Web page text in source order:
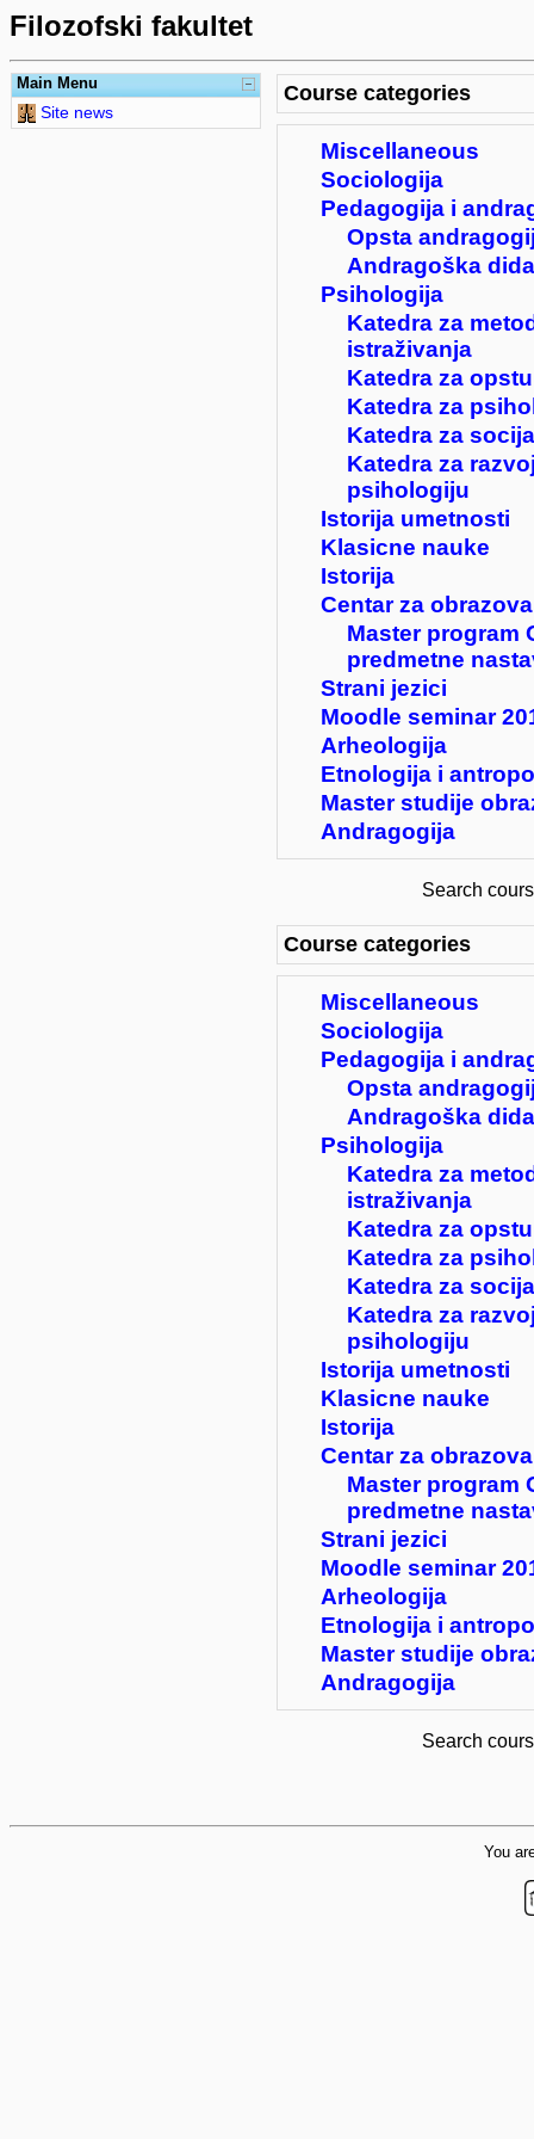
Filozofski fakultet
Main Menu
Site news
Course categories
Miscellaneous
Sociologija
Pedagogija i
Opsta
Andragoška
Psihologija
Katedra za
istraživanja
Katedra za
Katedra za
Katedra za
Katedra za
psihologiju
Istorija umetnosti
Klasicne nauke
Istorija
Centar za
Master program
predmetne
Strani jezici
Moodle seminar
Arheologija
Etnologija i
Master studije
Andragogija
Search
Course categories
Miscellaneous
Sociologija
Pedagogija i
Opsta
Andragoška
Psihologija
Katedra za
istraživanja
Katedra za
Katedra za
Katedra za
Katedra za
psihologiju
Istorija umetnosti
Klasicne nauke
Istorija
Centar za
Master program
predmetne
Strani jezici
Moodle seminar
Arheologija
Etnologija i
Master studije
Andragogija
Search
You